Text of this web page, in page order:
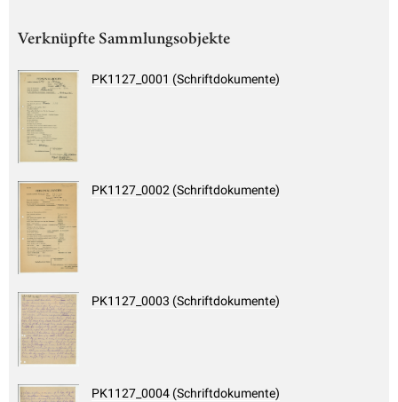
Verknüpfte Sammlungsobjekte
PK1127_0001 (Schriftdokumente)
PK1127_0002 (Schriftdokumente)
PK1127_0003 (Schriftdokumente)
PK1127_0004 (Schriftdokumente)